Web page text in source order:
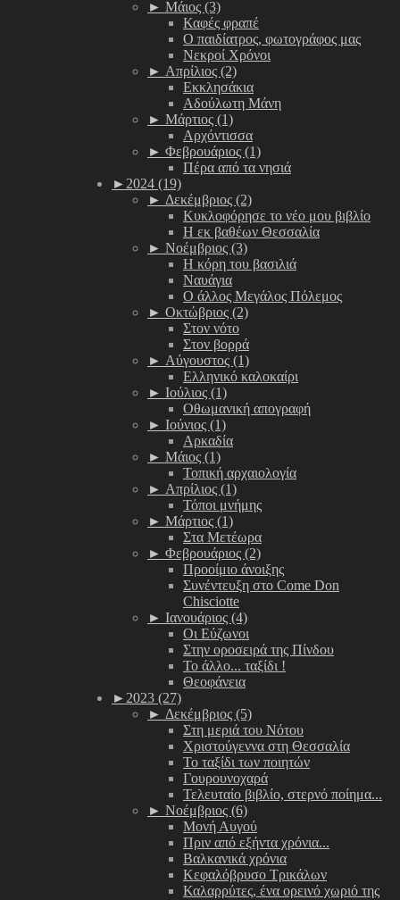
► Μάιος (3)
Καφές φραπέ
Ο παιδίατρος, φωτογράφος μας
Νεκροί Χρόνοι
► Απρίλιος (2)
Εκκλησάκια
Αδούλωτη Μάνη
► Μάρτιος (1)
Αρχόντισσα
► Φεβρουάριος (1)
Πέρα από τα νησιά
► 2024 (19)
► Δεκέμβριος (2)
Κυκλοφόρησε το νέο μου βιβλίο
Η εκ βαθέων Θεσσαλία
► Νοέμβριος (3)
Η κόρη του βασιλιά
Ναυάγια
Ο άλλος Μεγάλος Πόλεμος
► Οκτώβριος (2)
Στον νότο
Στον βορρά
► Αύγουστος (1)
Ελληνικό καλοκαίρι
► Ιούλιος (1)
Οθωμανική απογραφή
► Ιούνιος (1)
Αρκαδία
► Μάιος (1)
Τοπική αρχαιολογία
► Απρίλιος (1)
Τόποι μνήμης
► Μάρτιος (1)
Στα Μετέωρα
► Φεβρουάριος (2)
Προοίμιο άνοιξης
Συνέντευξη στο Come Don
Chisciotte
► Ιανουάριος (4)
Οι Εύζωνοι
Στην οροσειρά της Πίνδου
Το άλλο... ταξίδι !
Θεοφάνεια
► 2023 (27)
► Δεκέμβριος (5)
Στη μεριά του Νότου
Χριστούγεννα στη Θεσσαλία
Το ταξίδι των ποιητών
Γουρουνοχαρά
Τελευταίο βιβλίο, στερνό ποίημα...
► Νοέμβριος (6)
Μονή Αυγού
Πριν από εξήντα χρόνια...
Βαλκανικά χρόνια
Κεφαλόβρυσο Τρικάλων
Καλαρρύτες, ένα ορεινό χωριό της